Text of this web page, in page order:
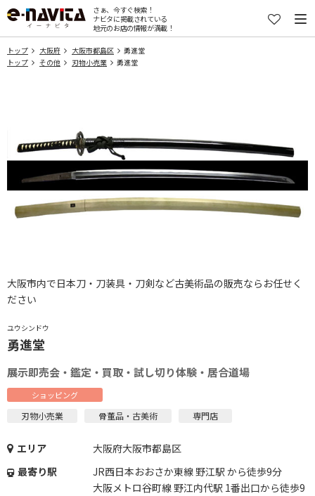
さぁ、今すぐ検索！
ナビタに掲載されている
地元のお店の情報が満載！
トップ 大阪府 大阪市都島区
勇進堂
トップ
その他 刃物小売業 勇進堂
ユウシンドウ
勇進堂
展示即売会・鑑定・買取・試し切り体験・居合道場
ショッピング
刃物小売業 骨董品・古美術 専門店
エリア
大阪府大阪市都島区
最寄り駅
JR西日本おおさか東線 野江駅 から徒歩9分
大阪メトロ谷町線 野江内代駅 1番出口から徒歩9
大阪市内で日本刀・刀装具・刀剣など古美術品の販売ならお任せく
ださい